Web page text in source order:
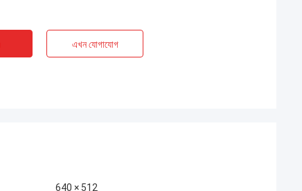
এখন যোগাযোগ
640 × 512